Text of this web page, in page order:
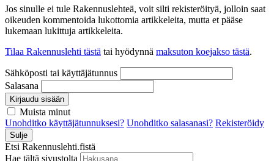
Jos sinulle ei tule Rakennuslehteä, voit silti rekisteröityä, jolloin saat
oikeuden kommentoida lukottomia artikkeleita, mutta et pääse
lukemaan lukittuja artikkeleita.
Tilaa Rakennuslehti tästä tai hyödynnä maksuton koejakso tästä.
Sähköposti tai käyttäjätunnus
Salasana
Kirjaudu sisään
Muista minut
Unohditko käyttäjätunnuksesi? Unohditko salasanasi? Rekisteröidy
Sulje
Etsi Rakennuslehti.fistä
Hae tältä sivustolta